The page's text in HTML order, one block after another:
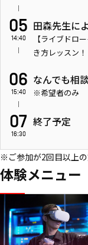
05
14:40
田森先生に
【ライブドロ
き方レッスン！
06
15:40
なんでも相
※希望者のみ
07
16:30
終了予定
※ご参加が2回目以上の
体験メニュー